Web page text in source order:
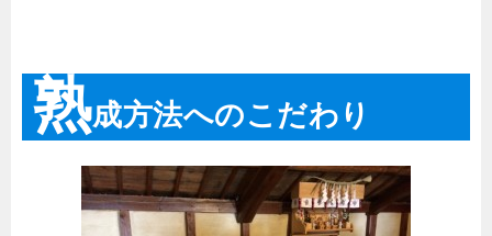
熟成方法へのこだわり